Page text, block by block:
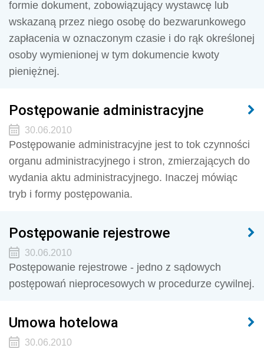
formie dokument, zobowiązujący wystawcę lub
wskazaną przez niego osobę do bezwarunkowego
zapłacenia w oznaczonym czasie i do rąk określonej
osoby wymienionej w tym dokumencie kwoty
pieniężnej.
Postępowanie administracyjne
30.06.2010
Postępowanie administracyjne jest to tok czynności
organu administracyjnego i stron, zmierzających do
wydania aktu administracyjnego. Inaczej mówiąc
tryb i formy postępowania.
Postępowanie rejestrowe
30.06.2010
Postępowanie rejestrowe - jedno z sądowych
postępowań nieprocesowych w procedurze cywilnej.
Umowa hotelowa
30.06.2010